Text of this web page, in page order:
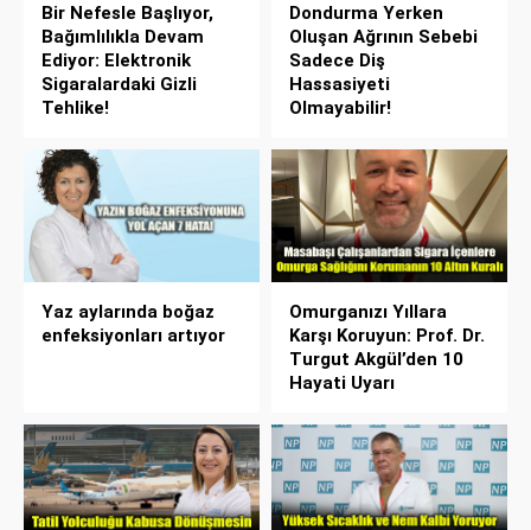
Bir Nefesle Başlıyor,
Bağımlılıkla Devam
Ediyor: Elektronik
Sigaralardaki Gizli
Tehlike!
Dondurma Yerken
Oluşan Ağrının Sebebi
Sadece Diş
Hassasiyeti
Olmayabilir!
Yaz aylarında boğaz
enfeksiyonları artıyor
Omurganızı Yıllara
Karşı Koruyun: Prof. Dr.
Turgut Akgül’den 10
Hayati Uyarı